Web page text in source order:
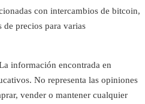
con intercambios de bitcoin,
precios para varias
información encontrada en
No representa las opiniones
vender o mantener cualquier